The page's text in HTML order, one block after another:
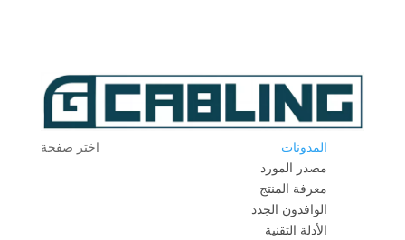
المدونات
مصدر المورد
معرفة المنتج
الوافدون الجدد
الأدلة التقنية
اختر صفحة